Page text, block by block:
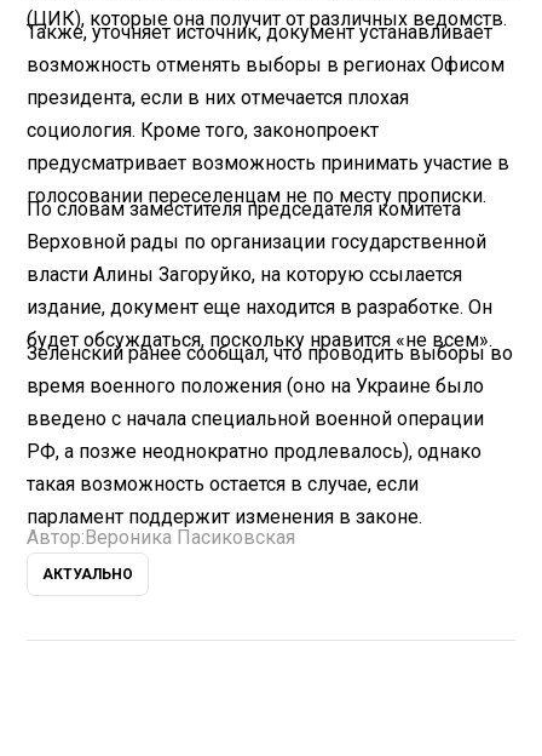
(ЦИК), которые она получит от различных ведомств.
Также, уточняет источник, документ устанавливает
возможность отменять выборы в регионах Офисом
президента, если в них отмечается плохая
социология. Кроме того, законопроект
предусматривает возможность принимать участие в
голосовании переселенцам не по месту прописки.
По словам заместителя председателя комитета
Верховной рады по организации государственной
власти Алины Загоруйко, на которую ссылается
издание, документ еще находится в разработке. Он
будет обсуждаться, поскольку нравится «не всем».
Зеленский ранее сообщал, что проводить выборы во
время военного положения (оно на Украине было
введено с начала специальной военной операции
РФ, а позже неоднократно продлевалось), однако
такая возможность остается в случае, если
парламент поддержит изменения в законе.
Автор: Вероника Пасиковская
АКТУАЛЬНО